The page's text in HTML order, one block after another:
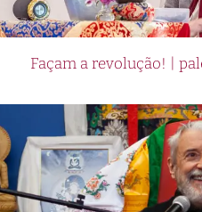
Façam a revolução! |